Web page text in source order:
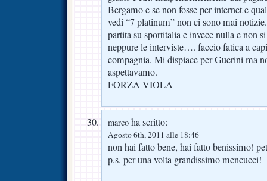
Bergamo e se non fosse per internet e
vedi “7 platinum” non ci sono mai
partita su sportitalia e invece nulla e non
neppure le interviste…. faccio fatica a
compagnia. Mi dispiace per Guerini ma
aspettavamo.
FORZA VIOLA
marco ha scritto:
Agosto 6th, 2011 alle 18:46
non hai fatto bene, hai fatto benissimo!
p.s. per una volta grandissimo mencucci!